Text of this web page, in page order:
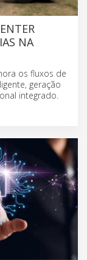
NA
os fluxos de
geração
integrado.